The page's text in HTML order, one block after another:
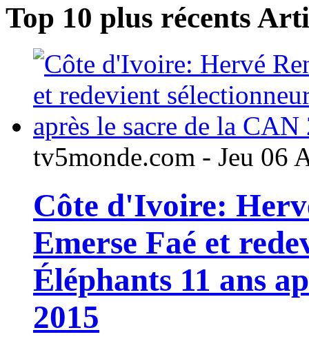
Top 10 plus récents
tv5monde.com - Jeu 06
Côte d'Ivoire:
Emerse Faé et
Éléphants 11 ans
2015